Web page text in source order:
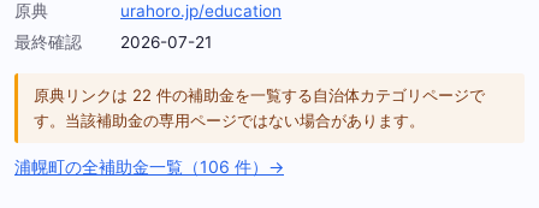
原典
urahoro.jp/education
最終確認
2026-07-21
原典リンクは 22 件の補助金を一覧する自治体カテゴリページで
す。当該補助金の専用ページではない場合があります。
浦幌町の全補助金一覧（106 件）→